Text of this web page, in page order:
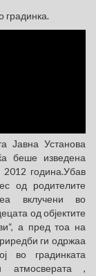
градинка.
Јавна Установа
беше изведена
година.Убав
од родителите
вклучени во
од објектите
а пред тоа на
ги одржаа
во градинката
атмосверата ,